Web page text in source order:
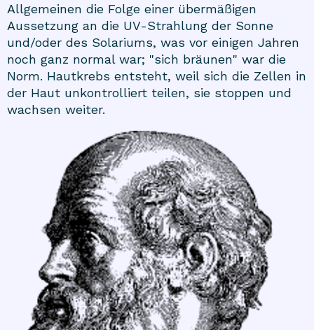
Allgemeinen die Folge einer übermäßigen
Aussetzung an die UV-Strahlung der Sonne
und/oder des Solariums, was vor einigen Jahren
noch ganz normal war; "sich bräunen" war die
Norm. Hautkrebs entsteht, weil sich die Zellen in
der Haut unkontrolliert teilen, sie stoppen und
wachsen weiter.